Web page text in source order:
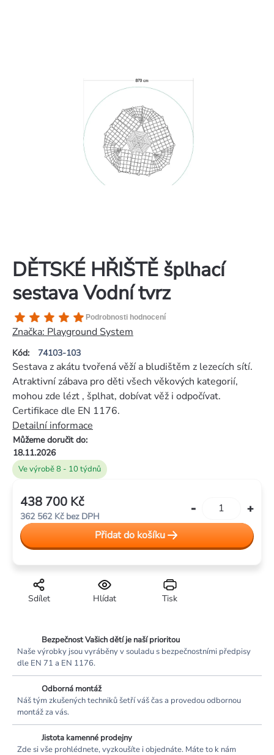
DĚTSKÉ HŘIŠTĚ šplhací
sestava Vodní tvrz
Kód: 74103-103
Průměrné
hodnocení
produktu
je
5,0
5
hvězdiček.
Podrobnosti hodnocení
Značka: Playground System
Ve výrobě 8 - 10 týdnů
Můžeme doručit do:
18.11.2026
Sestava z akátu tvořená věží a bludištěm z lezecích sítí.
Atraktivní zábava pro děti všech věkových kategorií,
mohou zde lézt , šplhat, dobívat věž i odpočívat.
Certifikace dle EN 1176.
Detailní informace
Tisk
Hlídat
Sdílet
438 700 Kč
362 562 Kč bez DPH
cena:
Přidat do košíku
Bezpečnost Vašich dětí je naší prioritou
Naše výrobky jsou vyráběny v souladu s bezpečnostními předpisy
dle EN 71 a EN 1176.
Odborná montáž
Náš tým zkušených techniků šetří váš čas a provedou odbornou
montáž za vás.
Jistota kamenné prodejny
Zde si vše prohlédnete, vyzkoušíte i objednáte. Máte to k nám